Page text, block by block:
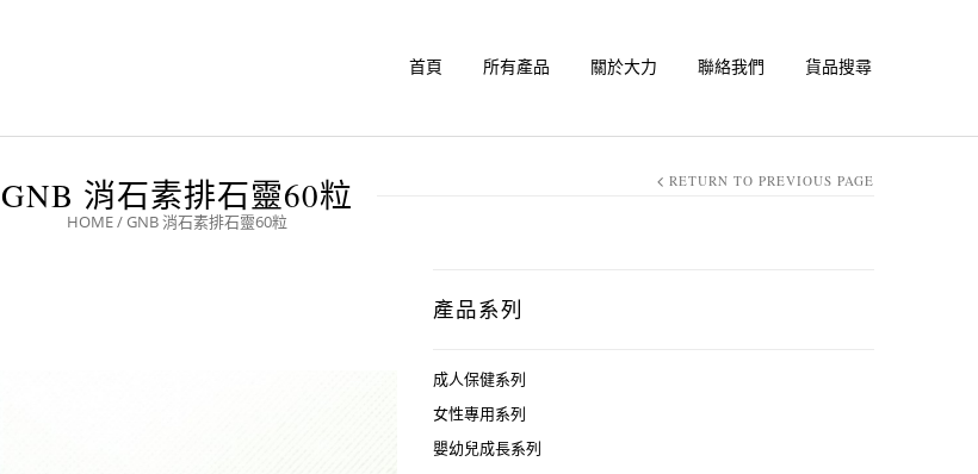
首頁 所有產品 關於大力 聯絡我們 貨品搜尋
GNB 消石素排石靈60粒
HOME/GNB 消石素排石靈60粒
RETURN TO PREVIOUS PAGE
產品系列
成人保健系列
女性專用系列
嬰幼兒成長系列